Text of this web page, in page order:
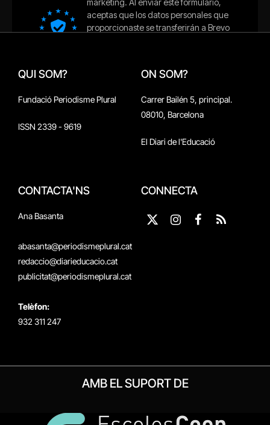
QUI SOM?
Fundació Periodisme Plural
ISSN 2339 - 9619
ON SOM?
Carrer Bailén 5, principal.
08010, Barcelona
El Diari de l'Educació
CONTACTA'NS
Ana Basanta
abasanta@periodismeplural.cat
redaccio@diarieducacio.cat
publicitat@periodismeplural.cat
Telèfon:
932 311 247
CONNECTA
X
Instagram
Facebook
RSS
AMB EL SUPORT DE